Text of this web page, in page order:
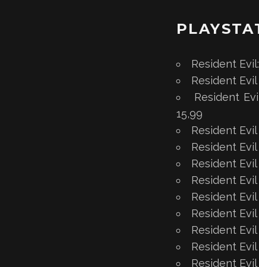
Resident
Resident
Resident
15,99
Resident Evil
Resident Evil
Resident Evil
Resident
Resident Evil
Resident Evil
Resident
Resident Evil
Resident